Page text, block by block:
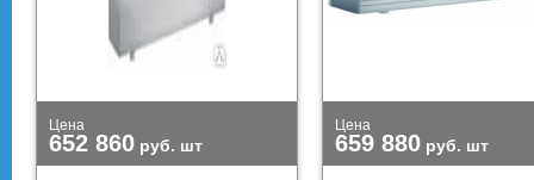
Цена
652 860 руб. шт
Цена
659 880 руб. шт